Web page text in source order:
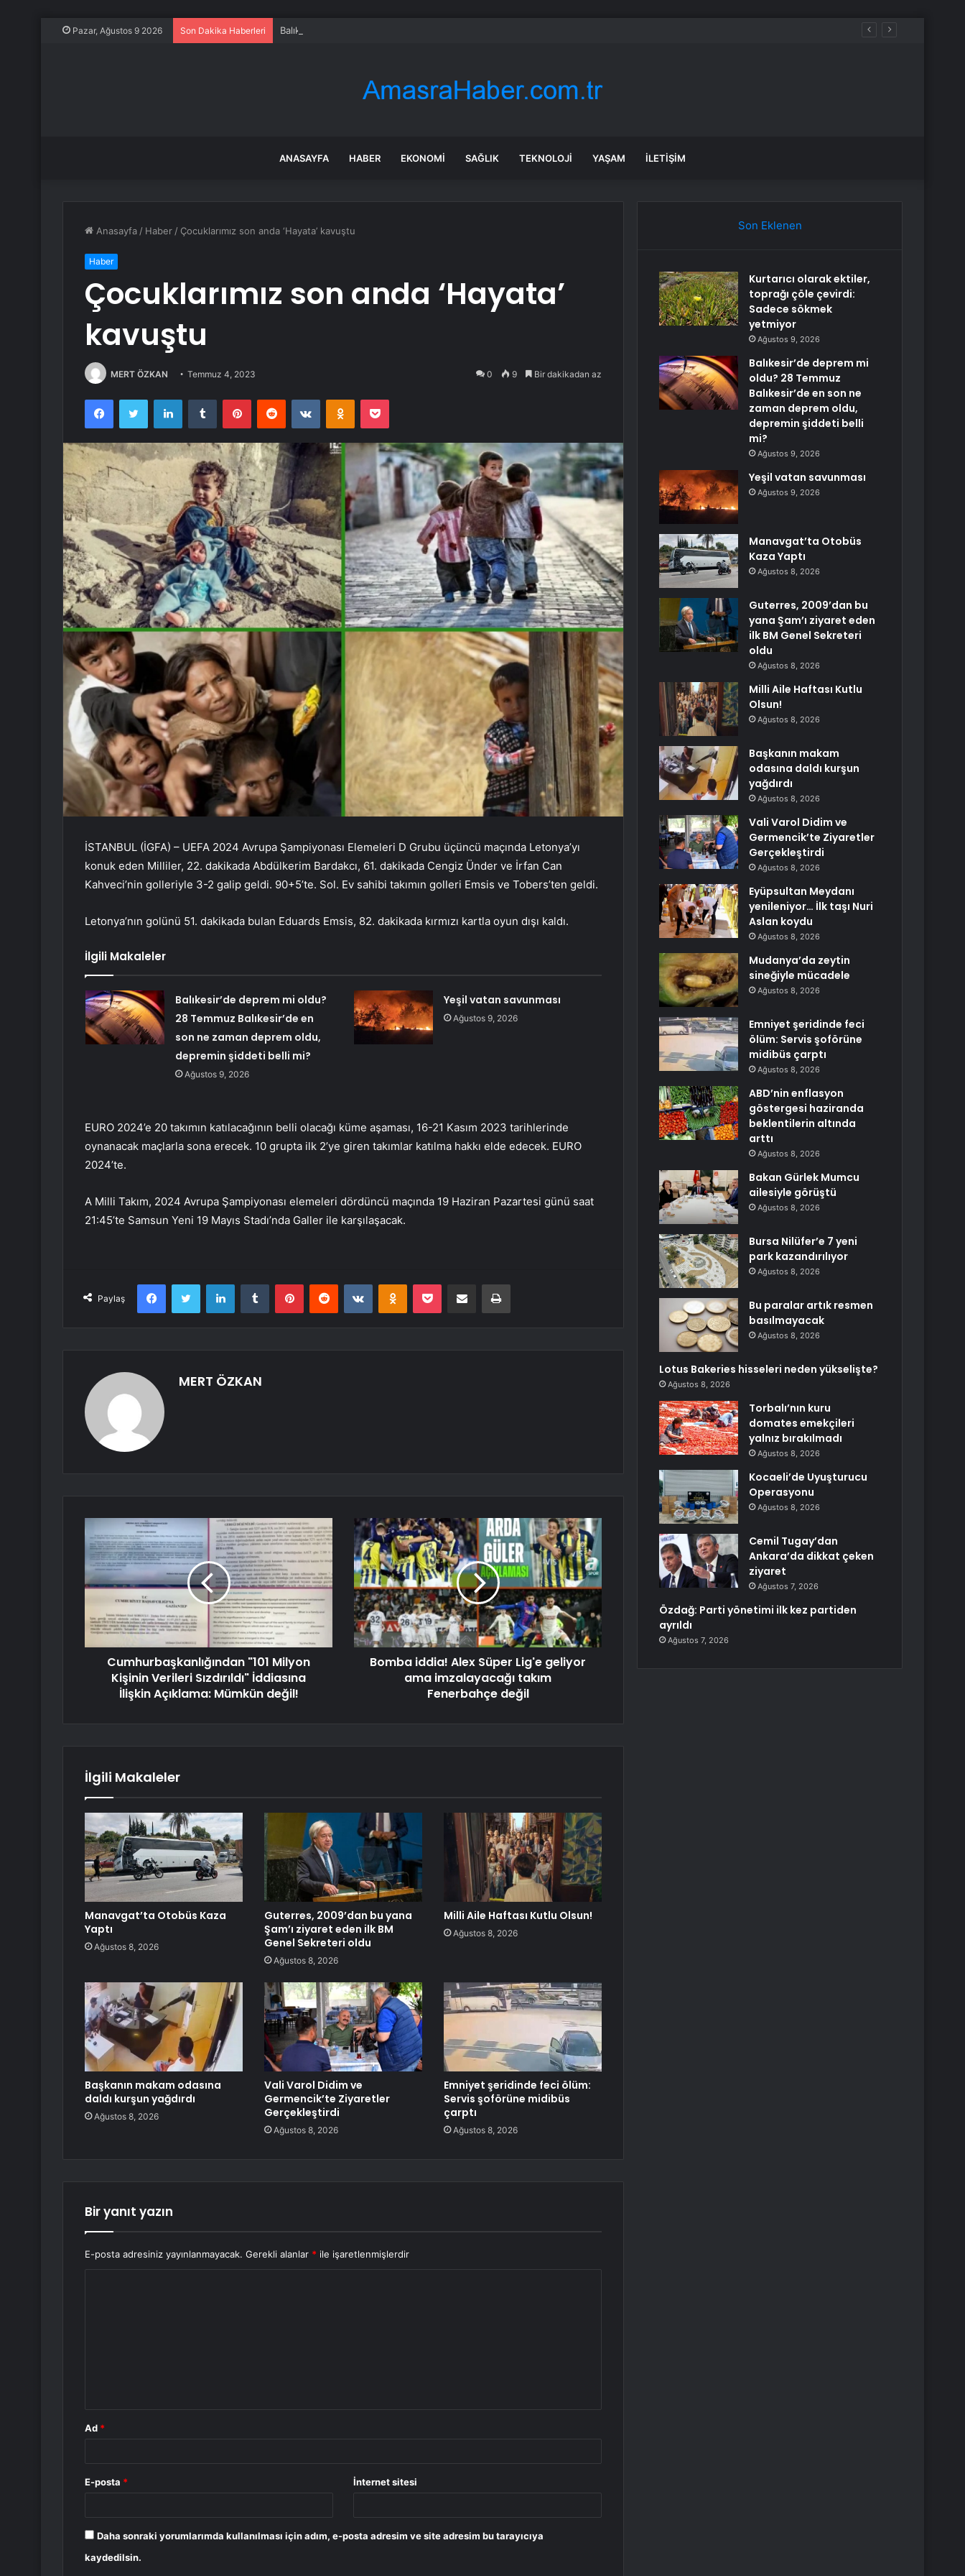
Pazar, Ağustos 9 2026 Son Dakika Haberleri Balıkesir’de deprem mi oldu? 28 Temmuz Balıkesir’de en son ne zaman deprem oldu, depremin şiddeti belli mi?
ANASAYFA HABER EKONOMI SAĞLIK TEKNOLOJI YAŞAM İLETIŞIM
Anasayfa / Haber / Çocuklarımız son anda ‘Hayata’ kavuştu
Haber
Çocuklarımız son anda ‘Hayata’
kavuştu
MERT ÖZKAN Temmuz 4, 2023 0 9 Bir dakikadan az
FacebookTwitter LinkedInTumblr PinterestReddit VKontakteOdnoklassniki
Pocket
İSTANBUL (İGFA) – UEFA 2024 Avrupa Şampiyonası Elemeleri D Grubu üçüncü maçında Letonya’yı
konuk eden Milliler, 22. dakikada Abdülkerim Bardakcı, 61. dakikada Cengiz Ünder ve İrfan Can
Kahveci’nin golleriyle 3-2 galip geldi. 90+5’te. Sol. Ev sahibi takımın golleri Emsis ve Tobers’ten geldi.
Letonya’nın golünü 51. dakikada bulan Eduards Emsis, 82. dakikada kırmızı kartla oyun dışı kaldı.
İlgili Makaleler
Balıkesir’de deprem mi oldu?
28 Temmuz Balıkesir’de en
son ne zaman deprem oldu,
depremin şiddeti belli mi?
Ağustos 9, 2026
Yeşil vatan savunması
Ağustos 9, 2026
EURO 2024’e 20 takımın katılacağının belli olacağı küme aşaması, 16-21 Kasım 2023 tarihlerinde
oynanacak maçlarla sona erecek. 10 grupta ilk 2’ye giren takımlar katılma hakkı elde edecek. EURO
2024’te.
A Milli Takım, 2024 Avrupa Şampiyonası elemeleri dördüncü maçında 19 Haziran Pazartesi günü saat
21:45’te Samsun Yeni 19 Mayıs Stadı’nda Galler ile karşılaşacak.
Paylaş
FacebookTwitter LinkedInTumblr PinterestReddit VKontakteOdnoklassniki
Pocket E-Posta ile paylaş Yazdır
MERT ÖZKAN
Cumhurbaşkanlığından "101 Milyon
Kişinin Verileri Sızdırıldı" İddiasına
İlişkin Açıklama: Mümkün değil!
Bomba iddia! Alex Süper Lig'e geliyor
ama imzalayacağı takım
Fenerbahçe değil
İlgili Makaleler
Manavgat’ta Otobüs Kaza
Yaptı
Ağustos 8, 2026
Guterres, 2009’dan bu yana
Şam’ı ziyaret eden ilk BM
Genel Sekreteri oldu
Ağustos 8, 2026
Milli Aile Haftası Kutlu Olsun!
Ağustos 8, 2026
Başkanın makam odasına
daldı kurşun yağdırdı
Ağustos 8, 2026
Vali Varol Didim ve
Germencik’te Ziyaretler
Gerçekleştirdi
Ağustos 8, 2026
Emniyet şeridinde feci ölüm:
Servis şoförüne midibüs
çarptı
Ağustos 8, 2026
Bir yanıt yazın
E-posta adresiniz yayınlanmayacak. Gerekli alanlar * ile işaretlenmişlerdir
Ad *
E-posta * İnternet sitesi
Daha sonraki yorumlarımda kullanılması için adım, e-posta adresim ve site adresim bu tarayıcıya
kaydedilsin.
Son Eklenen
Kurtarıcı olarak ektiler,
toprağı çöle çevirdi:
Sadece sökmek
yetmiyor
Ağustos 9, 2026
Balıkesir’de deprem mi
oldu? 28 Temmuz
Balıkesir’de en son ne
zaman deprem oldu,
depremin şiddeti belli
mi?
Ağustos 9, 2026
Yeşil vatan savunması
Ağustos 9, 2026
Manavgat’ta Otobüs
Kaza Yaptı
Ağustos 8, 2026
Guterres, 2009’dan bu
yana Şam’ı ziyaret eden
ilk BM Genel Sekreteri
oldu
Ağustos 8, 2026
Milli Aile Haftası Kutlu
Olsun!
Ağustos 8, 2026
Başkanın makam
odasına daldı kurşun
yağdırdı
Ağustos 8, 2026
Vali Varol Didim ve
Germencik’te Ziyaretler
Gerçekleştirdi
Ağustos 8, 2026
Eyüpsultan Meydanı
yenileniyor… İlk taşı Nuri
Aslan koydu
Ağustos 8, 2026
Mudanya’da zeytin
sineğiyle mücadele
Ağustos 8, 2026
Emniyet şeridinde feci
ölüm: Servis şoförüne
midibüs çarptı
Ağustos 8, 2026
ABD’nin enflasyon
göstergesi haziranda
beklentilerin altında
arttı
Ağustos 8, 2026
Bakan Gürlek Mumcu
ailesiyle görüştü
Ağustos 8, 2026
Bursa Nilüfer’e 7 yeni
park kazandırılıyor
Ağustos 8, 2026
Bu paralar artık resmen
basılmayacak
Ağustos 8, 2026
Lotus Bakeries hisseleri neden yükselişte?
Ağustos 8, 2026
Torbalı’nın kuru
domates emekçileri
yalnız bırakılmadı
Ağustos 8, 2026
Kocaeli’de Uyuşturucu
Operasyonu
Ağustos 8, 2026
Cemil Tugay’dan
Ankara’da dikkat çeken
ziyaret
Ağustos 7, 2026
Özdağ: Parti yönetimi ilk kez partiden
ayrıldı
Ağustos 7, 2026